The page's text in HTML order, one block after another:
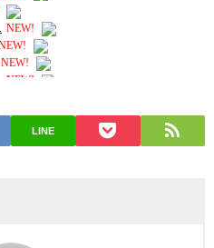
LINE